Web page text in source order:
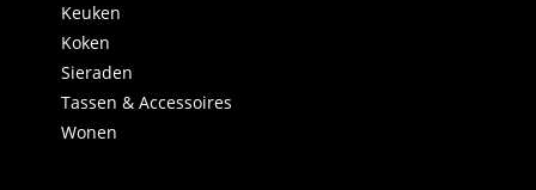
Keuken
Koken
Sieraden
Tassen & Accessoires
Wonen